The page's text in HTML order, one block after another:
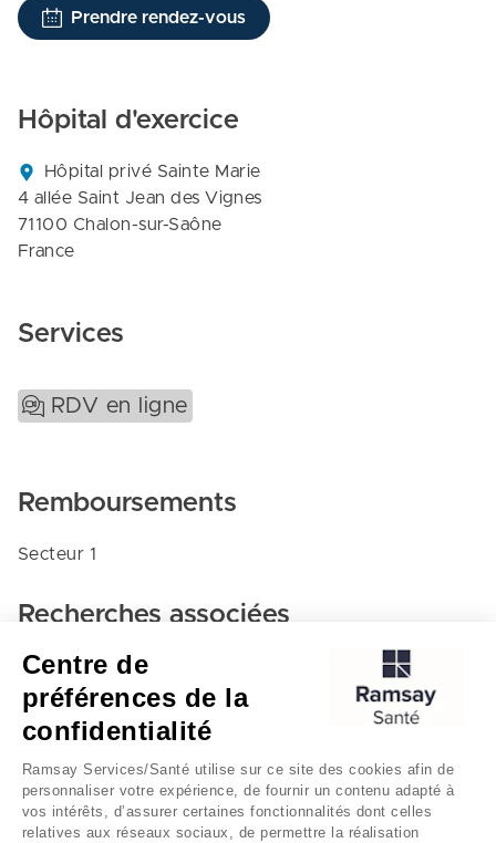
Prendre rendez-vous
Hôpital d'exercice
Hôpital privé Sainte Marie
4 allée Saint Jean des Vignes
71100 Chalon-sur-Saône
France
Services
RDV en ligne
Remboursements
Secteur 1
Recherches associées
Anesthesie-reanimation - Hôpital privé sainte marie
Chalon-sur-saone
Centre de
préférences de la
confidentialité
Ramsay Services/Santé utilise sur ce site des cookies afin de
personnaliser votre expérience, de fournir un contenu adapté à
vos intérêts, d’assurer certaines fonctionnalités dont celles
relatives aux réseaux sociaux, de permettre la réalisation